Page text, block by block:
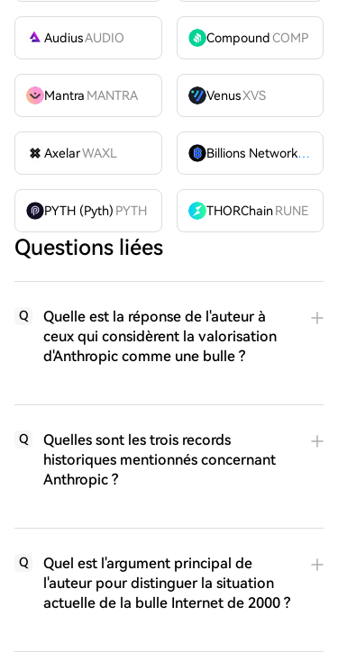
AudiusAUDIO CompoundCOMP
Mantra MANTRA VenusXVS
AxelarWAXL Billions Network
BILL
PYTH (Pyth) PYTH THORChain RUNE
Questions liées
Q
Quelle est la réponse de l'auteur à
ceux qui considèrent la valorisation
d'Anthropic comme une bulle ?
Q
Quelles sont les trois records
historiques mentionnés concernant
Anthropic ?
Q
Quel est l'argument principal de
l'auteur pour distinguer la situation
actuelle de la bulle Internet de 2000 ?